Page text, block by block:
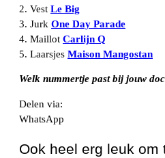
2. Vest Le Big
3. Jurk One Day Parade
4. Maillot Carlijn Q
5. Laarsjes Maison Mangostan
Welk nummertje past bij jouw
Delen via:
WhatsApp
Ook heel erg leuk om